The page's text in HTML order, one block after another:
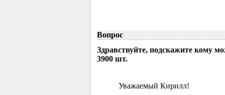
Вопрос
Здравствуйте, подскажите кому
3900 шт.
Уважаемый Кирилл!